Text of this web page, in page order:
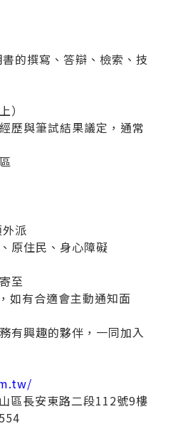
的撰寫、答辯、檢索、技
）
歷與筆試結果議定，通常
派
原住民、身心障礙
至
有合適會主動通知面
有興趣的夥伴，一同加入
區長安東路二段112號9樓